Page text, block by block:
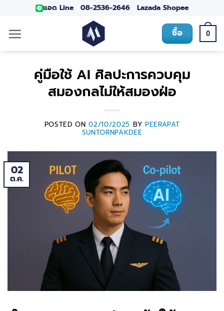
แอด Line 08-2536-2646 Lazada Shopee
ซื้อ 0
คู่มือใช้ AI ศิลปะการควบคุม
สมองกลไม่ให้สมองฝ่อ
POSTED ON02/10/2025 BY PEERAPAT
SUNTORNPAKDEE
02
ต.ค.